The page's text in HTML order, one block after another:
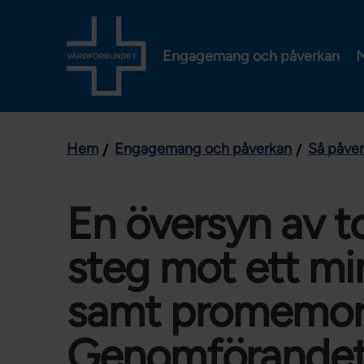
Engagemang och påverkan
Hem Engagemang och påverkan Så
En översyn av
steg mot ett
samt